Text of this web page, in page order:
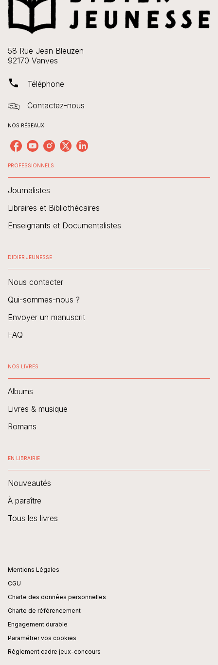
58 Rue Jean Bleuzen
92170 Vanves
phone Téléphone
Contactez-nous
NOS RÉSEAUX
PROFESSIONNELS
Journalistes
Libraires et Bibliothécaires
Enseignants et Documentalistes
DIDIER JEUNESSE
Nous contacter
Qui-sommes-nous ?
Envoyer un manuscrit
FAQ
NOS LIVRES
Albums
Livres & musique
Romans
EN LIBRAIRIE
Nouveautés
À paraître
Tous les livres
Mentions Légales
CGU
Charte des données personnelles
Charte de référencement
Engagement durable
Paramétrer vos cookies
Règlement cadre jeux-concours